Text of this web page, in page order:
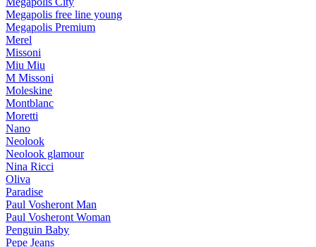
Megapolis free line young
Megapolis Premium
Merel
Missoni
Miu Miu
M Missoni
Moleskine
Montblanc
Moretti
Nano
Neolook
Neolook glamour
Nina Ricci
Oliva
Paradise
Paul Vosheront Man
Paul Vosheront Woman
Penguin Baby
Pepe Jeans